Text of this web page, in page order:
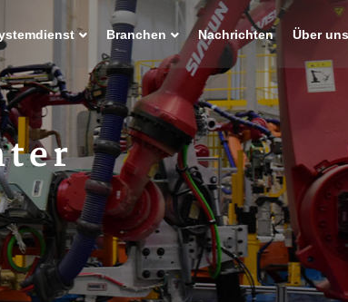
Branchen Nachrichten Über uns